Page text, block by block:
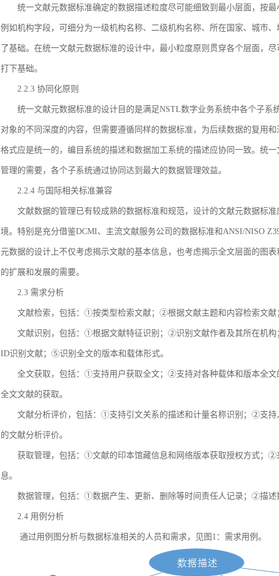
统一文献元数据标准确定的数据描述粒度尽可能细致到最小层面，按
例如机构字段，可细分为一级机构名称、二级机构名称、所在国家、城市
了基础。在统一文献元数据标准的设计中，最小粒度原则贯穿各个层面，
打下基础。
2.2.3 协同化原则
统一文献元数据标准的设计目的是满足NSTL数字业务系统中各个子
对象的不同深度的内容，但需要遵循同样的数据标准，为后续数据的复用
格式应是统一的，编目系统的描述和数据加工系统的描述应协同一致。统
管理的需要，各个子系统通过协同达到最大的数据管理效益。
2.2.4 与国际相关标准兼容
文献数据的管理已有较成熟的数据标准和规范，设计的文献元数据标
境。特别是充分借鉴DCMI、主流文献服务公司的数据标准和ANSI/NISO
元数据的设计上不仅考虑揭示文献的基本信息，也考虑揭示全文层面的图
的扩展和发展的需要。
2.3 需求分析
文献检索，包括：①按类型检索文献；②根据文献主题和内容检索文献
文献识别，包括：①根据文献特征识别；②识别文献作者及其所在机
ID识别文献；⑤识别全文的版本和载体形式。
全文获取，包括：①支持用户获取全文；②支持对各种载体和版本全
全文文献的获取。
文献分析评价，包括：①支持引文关系的描述和计量名称识别；②支
的文献分析评价。
获取管理，包括：①文献的印本馆藏信息和网络版本获取授权方式；
息。
数据管理，包括：①数据产生、更新、删除等时间责任人记录；②描述
2.4 用例分析
通过用例图分析与数据标准相关的人员和需求，见图1：需求用例。